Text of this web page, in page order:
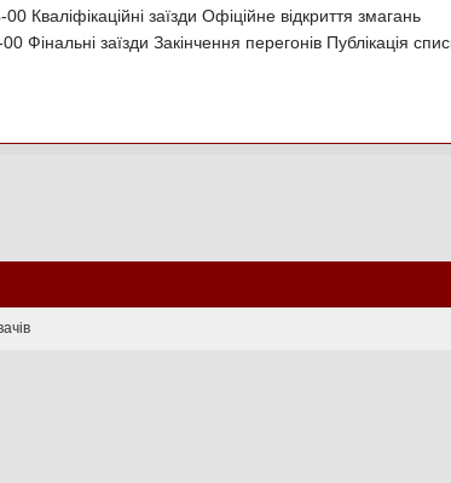
Кваліфікаційні заїзди Офіційне відкриття змагань
Фінальні заїзди Закінчення перегонів Публікація